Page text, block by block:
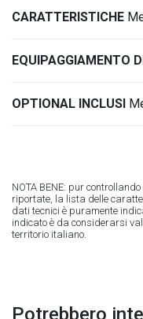
CARATTERISTICHE
EQUIPAGGIAMENTO
OPTIONAL INCLUSI
NOTA BENE: pur
riportate, la lista delle
dati tecnici è puramente
indicato è da considerarsi
territorio italiano.
Potrebbero